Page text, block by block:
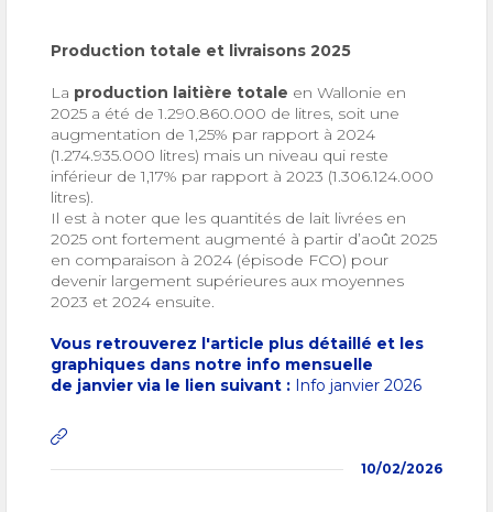
Production totale et livraisons 2025
La production laitière totale en Wallonie en
2025 a été de 1.290.860.000 de litres, soit une
augmentation de 1,25% par rapport à 2024
(1.274.935.000 litres) mais un niveau qui reste
inférieur de 1,17% par rapport à 2023 (1.306.124.000
litres).
Il est à noter que les quantités de lait livrées en
2025 ont fortement augmenté à partir d’août 2025
en comparaison à 2024 (épisode FCO) pour
devenir largement supérieures aux moyennes
2023 et 2024 ensuite.
Vous retrouverez l'article plus détaillé et les
graphiques dans notre info mensuelle
de janvier via le lien suivant : Info janvier 2026
10/02/2026